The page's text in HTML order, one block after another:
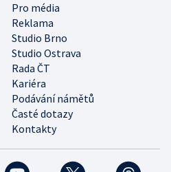
Pro média
Reklama
Studio Brno
Studio Ostrava
Rada ČT
Kariéra
Podávání námětů
Časté dotazy
Kontakty